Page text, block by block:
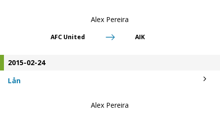
Alex Pereira
AFC United AIK
2015-02-24
Lån
Alex Pereira